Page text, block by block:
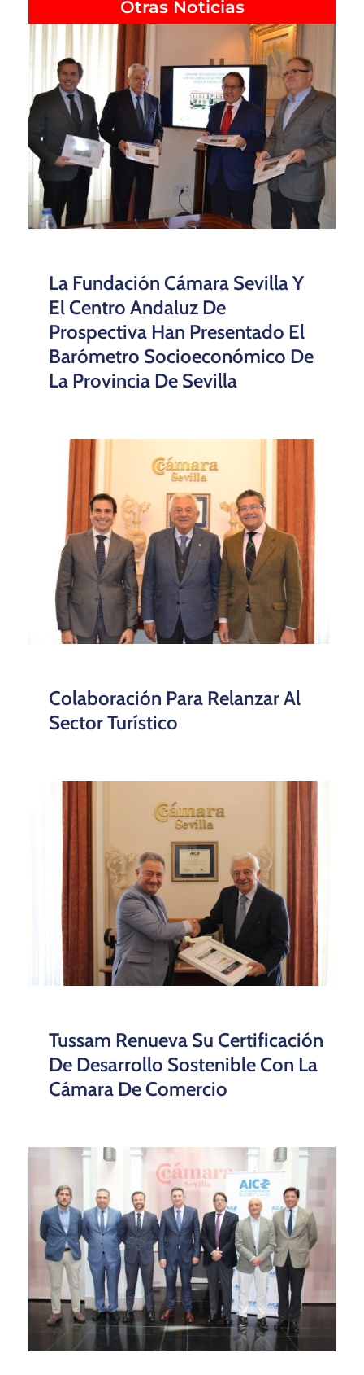
Otras Noticias
La Fundación Cámara Sevilla Y
El Centro Andaluz De
Prospectiva Han Presentado El
Barómetro Socioeconómico De
La Provincia De Sevilla
Colaboración Para Relanzar Al
Sector Turístico
Tussam Renueva Su Certificación
De Desarrollo Sostenible Con La
Cámara De Comercio